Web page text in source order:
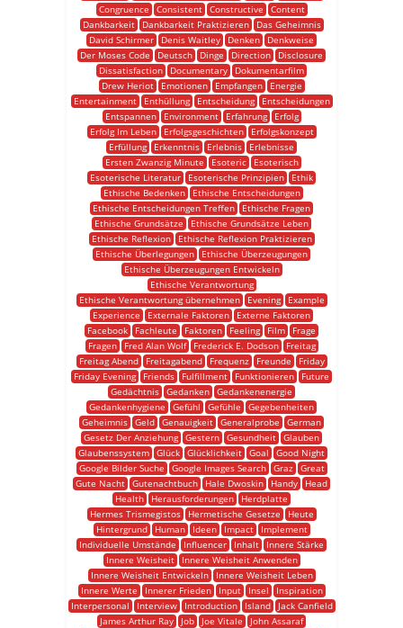
Congruence
Consistent Constructive
Content
Dankbarkeit
Dankbarkeit Praktizieren
Das Geheimnis
David Schirmer
Denis Waitley Denken
Denkweise
Der Moses Code
Deutsch Dinge Direction
Disclosure
Dissatisfaction
Documentary
Dokumentarfilm
Drew Heriot
Emotionen Empfangen
Energie
Entertainment
Enthüllung Entscheidung
Entscheidungen
Entspannen
Environment Erfahrung
Erfolg
Erfolg Im Leben
Erfolgsgeschichten
Erfolgskonzept
Erfüllung
Erkenntnis Erlebnis
Erlebnisse
Ersten Zwanzig Minute
Esoteric
Esoterisch
Esoterische Literatur
Esoterische Prinzipien
Ethik
Ethische Bedenken
Ethische Entscheidungen
Ethische Entscheidungen Treffen
Ethische Fragen
Ethische Grundsätze
Ethische Grundsätze Leben
Ethische Reflexion
Ethische Reflexion Praktizieren
Ethische Überlegungen
Ethische Überzeugungen
Ethische Überzeugungen Entwickeln
Ethische Verantwortung
Ethische Verantwortung übernehmen
Evening
Example
Experience
Externale Faktoren
Externe Faktoren
Facebook
Fachleute Faktoren Feeling Film
Frage
Fragen
Fred Alan Wolf Frederick E. Dodson
Freitag
Freitag Abend
Freitagabend Frequenz Freunde
Friday
Friday Evening
Friends Fulfillment Funktionieren
Future
Gedächtnis Gedanken Gedankenenergie
Gedankenhygiene
Gefühl Gefühle
Gegebenheiten
Geheimnis Geld Genauigkeit Generalprobe
German
Gesetz Der Anziehung Gestern Gesundheit Glauben
Glaubenssystem Glück Glücklichkeit Goal
Good Night
Google Bilder Suche
Google Images Search Graz
Great
Gute Nacht Gutenachtbuch Hale Dwoskin Handy
Head
Health
Herausforderungen
Herdplatte
Hermes Trismegistos
Hermetische Gesetze
Heute
Hintergrund
Human Ideen Impact
Implement
Individuelle Umstände
Influencer Inhalt
Innere Stärke
Innere Weisheit
Innere Weisheit Anwenden
Innere Weisheit Entwickeln
Innere Weisheit Leben
Innere Werte
Innerer Frieden Input Insel
Inspiration
Interpersonal
Interview Introduction Island
Jack Canfield
James Arthur Ray
Job Joe Vitale
John Assaraf